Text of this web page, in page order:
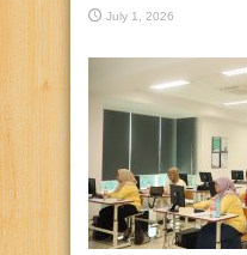
July 1, 2026